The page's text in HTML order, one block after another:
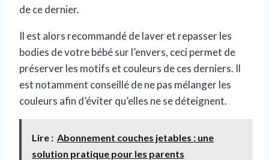
de ce dernier.
Il est alors recommandé de laver et repasser les
bodies de votre bébé sur l’envers, ceci permet de
préserver les motifs et couleurs de ces derniers. Il
est notamment conseillé de ne pas mélanger les
couleurs afin d’éviter qu’elles ne se déteignent.
Lire : Abonnement couches jetables : une
solution pratique pour les parents